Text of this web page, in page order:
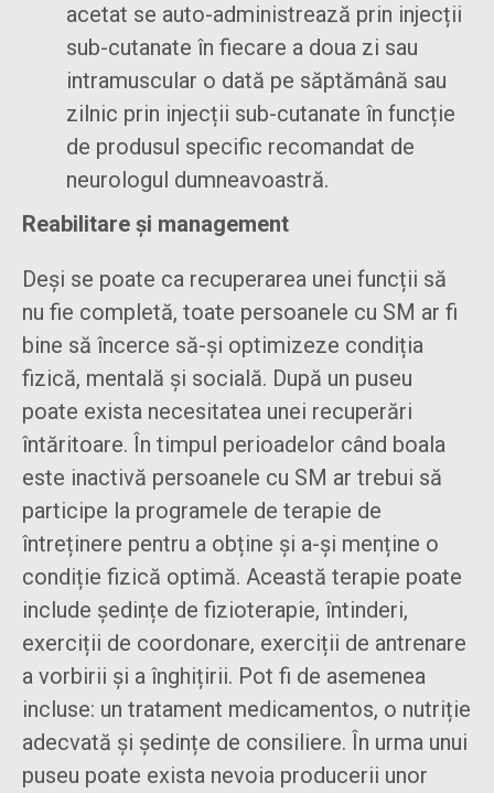
acetat se auto-administrează prin injecții
sub-cutanate în fiecare a doua zi sau
intramuscular o dată pe săptămână sau
zilnic prin injecții sub-cutanate în funcție
de produsul specific recomandat de
neurologul dumneavoastră.
Reabilitare și management
Deși se poate ca recuperarea unei funcții să
nu fie completă, toate persoanele cu SM ar fi
bine să încerce să-și optimizeze condiția
fizică, mentală și socială. După un puseu
poate exista necesitatea unei recuperări
întăritoare. În timpul perioadelor când boala
este inactivă persoanele cu SM ar trebui să
participe la programele de terapie de
întreținere pentru a obține și a-și menține o
condiție fizică optimă. Această terapie poate
include ședințe de fizioterapie, întinderi,
exerciții de coordonare, exerciții de antrenare
a vorbirii și a înghițirii. Pot fi de asemenea
incluse: un tratament medicamentos, o nutriție
adecvată și ședințe de consiliere. În urma unui
puseu poate exista nevoia producerii unor